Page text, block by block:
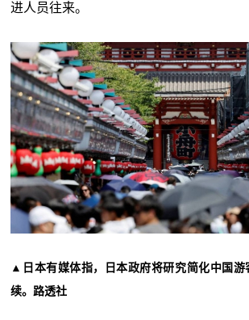
进人员往来。
▲日本有媒体指，日本政府将研究简化中国游
续。路透社